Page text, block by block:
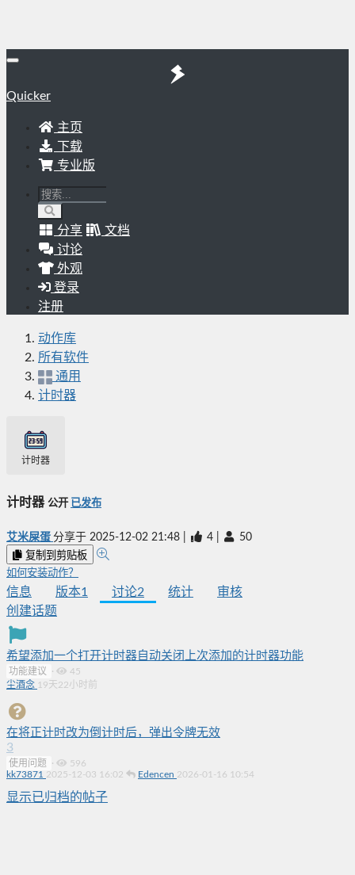
Quicker
主页
下载
专业版
分享
文档
讨论
外观
登录
注册
动作库
所有软件
通用
计时器
计时器
计时器 公开 已发布
艾米屎蛋 分享于 2025-12-02 21:48 4 50
复制到剪贴板
如何安装动作？
信息 版本1 讨论2 统计
审核
创建话题
希望添加一个打开计时器自动关闭上次添加的计时器功能
功能建议 ·
45
尘酒念 19天22小时前
在将正计时改为倒计时后，弹出令牌无效
3
使用问题 ·
596
kk73871 2025-12-03 16:02 Edencen 2026-01-16 10:54
显示已归档的帖子